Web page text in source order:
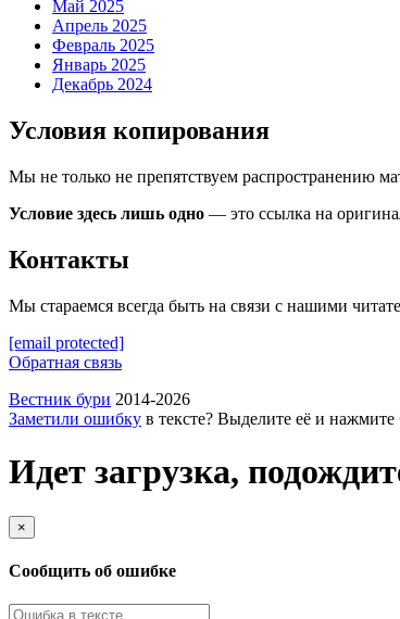
Май 2025
Апрель 2025
Февраль 2025
Январь 2025
Декабрь 2024
Условия копирования
Мы не только не препятствуем распространению
Условие здесь лишь одно — это ссылка на
Контакты
Мы стараемся всегда быть на связи с нашими
[email protected]
Обратная связь
Вестник бури 2014-2026
Заметили ошибку в тексте? Выделите её и нажмите
Идет загрузка,
×
Сообщить об ошибке